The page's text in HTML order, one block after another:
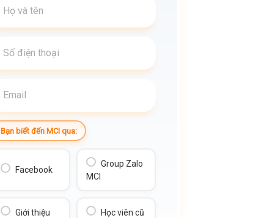
Bạn biết đến MCI qua:
Facebook
Group Zalo
MCI
Giới thiệu
Học viên cũ